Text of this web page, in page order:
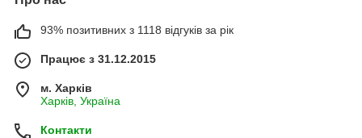
93% позитивних з 1118 відгуків за рік
Працює з 31.12.2015
м. Харків
Харків, Україна
Контакти